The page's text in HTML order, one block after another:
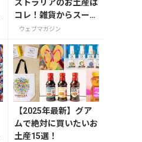
ストラリアのお土産は
コレ！雑貨からスーパ
ーでも買えるグルメま
ウェブマガジン
【2025年最新】グア
ムで絶対に買いたいお
土産15選！